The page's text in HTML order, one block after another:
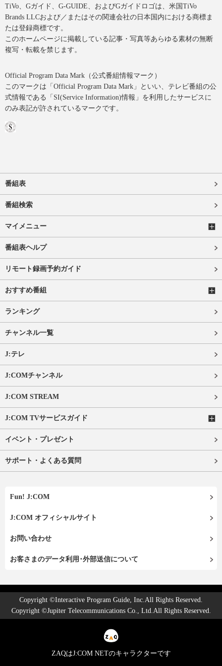
TiVo、Gガイド、G-GUIDE、およびGガイドロゴは、米国TiVo
Brands LLCおよび／またはその関連会社の日本国内における商標ま
たは登録商標です。
このホームページに掲載している記事・写真等あらゆる素材の無断
複写・転載を禁じます。
Official Program Data Mark（公式番組情報マーク）
このマークは「Official Program Data Mark」といい、テレビ番組の公
式情報である「SI(Service Information)情報」を利用したサービスに
のみ表記が許されているマークです。
番組表
番組検索
マイメニュー
番組表ヘルプ
リモート録画予約ガイド
おすすめ番組
ランキング
チャンネル一覧
J:テレ
J:COMチャンネル
J:COM STREAM
J:COM TVサービスガイド
イベント・プレゼント
サポート・よくある質問
Fun! J:COM
J:COM オフィシャルサイト
お問い合わせ
お客さまのデータ利用･外部送信について
Copyright ©Interactive Program Guide, Inc.All Rights Reserved.
Copyright ©Jupiter Telecommunications Co., Ltd.All Rights Reserved.
ZAQはJ:COM NETのキャラクターです